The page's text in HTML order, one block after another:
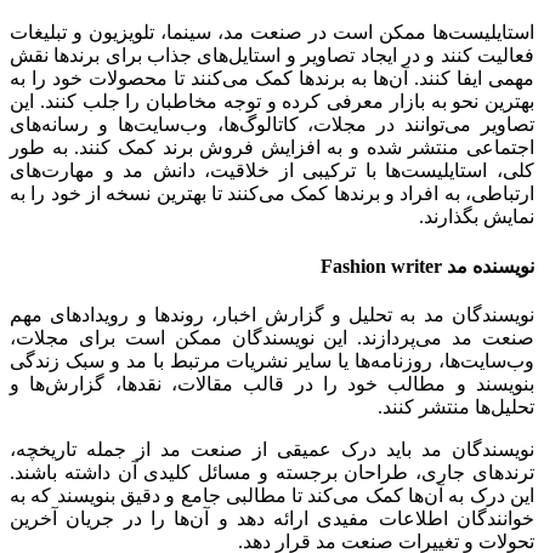
استایلیست‌ها ممکن است در صنعت مد، سینما، تلویزیون و تبلیغات
فعالیت کنند و در ایجاد تصاویر و استایل‌های جذاب برای برندها نقش
مهمی ایفا کنند. آن‌ها به برندها کمک می‌کنند تا محصولات خود را به
بهترین نحو به بازار معرفی کرده و توجه مخاطبان را جلب کنند. این
تصاویر می‌توانند در مجلات، کاتالوگ‌ها، وب‌سایت‌ها و رسانه‌های
اجتماعی منتشر شده و به افزایش فروش برند کمک کنند. به طور
کلی، استایلیست‌ها با ترکیبی از خلاقیت، دانش مد و مهارت‌های
ارتباطی، به افراد و برندها کمک می‌کنند تا بهترین نسخه از خود را به
نمایش بگذارند.
نویسنده مد Fashion writer
نویسندگان مد به تحلیل و گزارش اخبار، روندها و رویدادهای مهم
صنعت مد می‌پردازند. این نویسندگان ممکن است برای مجلات،
وب‌سایت‌ها، روزنامه‌ها یا سایر نشریات مرتبط با مد و سبک زندگی
بنویسند و مطالب خود را در قالب مقالات، نقدها، گزارش‌ها و
تحلیل‌ها منتشر کنند.
نویسندگان مد باید درک عمیقی از صنعت مد از جمله تاریخچه،
ترندهای جاری، طراحان برجسته و مسائل کلیدی آن داشته باشند.
این درک به آن‌ها کمک می‌کند تا مطالبی جامع و دقیق بنویسند که به
خوانندگان اطلاعات مفیدی ارائه دهد و آن‌ها را در جریان آخرین
تحولات و تغییرات صنعت مد قرار دهد.